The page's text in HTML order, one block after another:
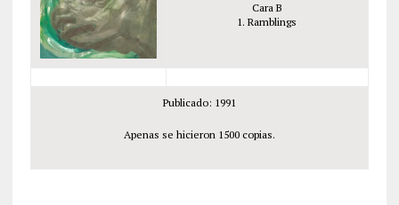
Cara B
1. Ramblings
Publicado: 1991
Apenas se hicieron 1500 copias.